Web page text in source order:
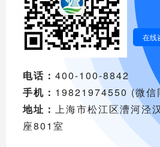
在线
电话： 400-100-8842
手机： 19821974550 (微信
地址： 上海市松江区漕河泾
座801室